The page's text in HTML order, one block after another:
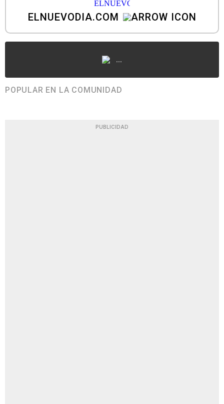
ELNUEVODIA.COM
...
POPULAR EN LA COMUNIDAD
PUBLICIDAD